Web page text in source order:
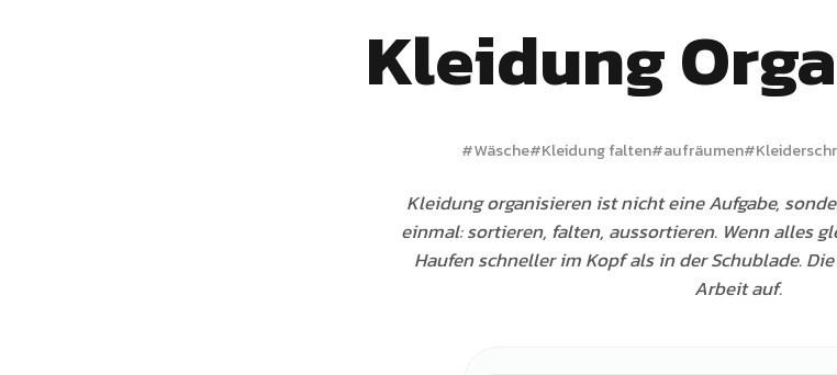
Kleidung
#Wäsche#Kleidung falten#aufräumen#
Kleidung organisieren ist nicht eine Aufgabe,
einmal: sortieren, falten, aussortieren. Wenn alles
Haufen schneller im Kopf als in der Schublade.
Arbeit auf.